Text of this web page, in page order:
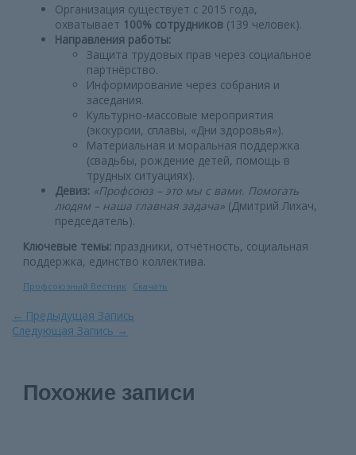
Организация существует с 2015 года,
охватывает 100% сотрудников (139 человек).
Направления работы:
Защита трудовых прав через социальное
партнёрство.
Информирование через собрания и
заседания.
Культурно-массовые мероприятия
(экскурсии, сплавы, «Дни здоровья»).
Материальная и моральная поддержка
(свадьбы, рождение детей, помощь в
трудных ситуациях).
Девиз: «Профсоюз – это мы с вами. Помогать
людям – наша главная задача» (Дмитрий Лихач,
председатель).
Ключевые темы: праздники, отчётность, социальная
поддержка, единство коллектива.
Профсоюзный Вестник Скачать
Навигация
по
← Предыдущая Запись
Следующая Запись →
Похожие записи